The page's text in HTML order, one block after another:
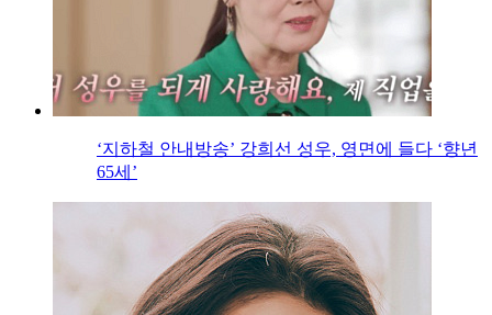
‘지하철 안내방송’ 강희선 성우, 영면에 들다 ‘향년
65세’